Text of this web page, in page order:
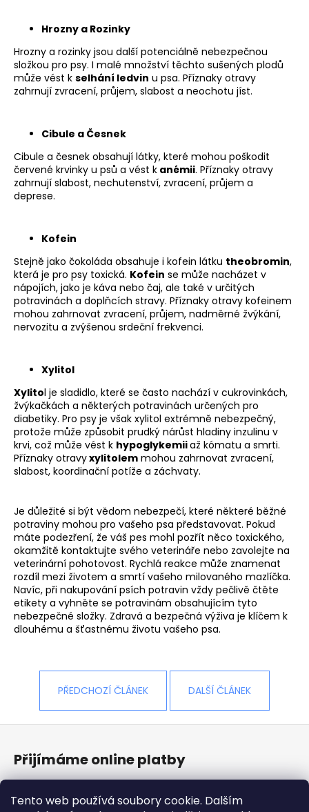
Tento web používá soubory cookie. Dalším
Hrozny a Rozinky
Hrozny a rozinky jsou další potenciálně nebezpečnou
složkou pro psy. I malé množství těchto sušených plodů
může vést k selhání ledvin u psa. Příznaky otravy
zahrnují zvracení, průjem, slabost a neochotu jíst.
Cibule a Česnek
Cibule a česnek obsahují látky, které mohou poškodit
červené krvinky u psů a vést k anémii. Příznaky otravy
zahrnují slabost, nechutenství, zvracení, průjem a
deprese.
Kofein
Stejně jako čokoláda obsahuje i kofein látku theobromin,
která je pro psy toxická. Kofein se může nacházet v
nápojích, jako je káva nebo čaj, ale také v určitých
potravinách a doplňcích stravy. Příznaky otravy kofeinem
mohou zahrnovat zvracení, průjem, nadměrné žvýkání,
nervozitu a zvýšenou srdeční frekvenci.
Xylitol
Xylitol je sladidlo, které se často nachází v cukrovinkách,
žvýkačkách a některých potravinách určených pro
diabetiky. Pro psy je však xylitol extrémně nebezpečný,
protože může způsobit prudký nárůst hladiny inzulinu v
krvi, což může vést k hypoglykemiiaž kómatu a smrti.
Příznaky otravyxylitolem mohou zahrnovat zvracení,
slabost, koordinační potíže a záchvaty.
Je důležité si být vědom nebezpečí, které některé běžné
potraviny mohou pro vašeho psa představovat. Pokud
máte podezření, že váš pes mohl pozřít něco toxického,
okamžitě kontaktujte svého veterináře nebo zavolejte na
veterinární pohotovost. Rychlá reakce může znamenat
rozdíl mezi životem a smrtí vašeho milovaného mazlíčka.
Navíc, při nakupování psích potravin vždy pečlivě čtěte
etikety a vyhněte se potravinám obsahujícím tyto
nebezpečné složky. Zdravá a bezpečná výživa je klíčem k
dlouhému a šťastnému životu vašeho psa.
PŘEDCHOZÍ ČLÁNEK DALŠÍ ČLÁNEK
HLEDAT
o
r
u
č
m
e
Z
p
a
Přijímáme online platby